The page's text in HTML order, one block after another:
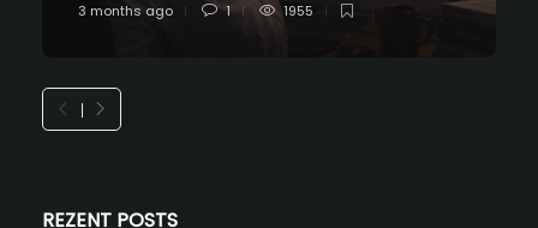
3 months ago 1 1955
REZENT POSTS